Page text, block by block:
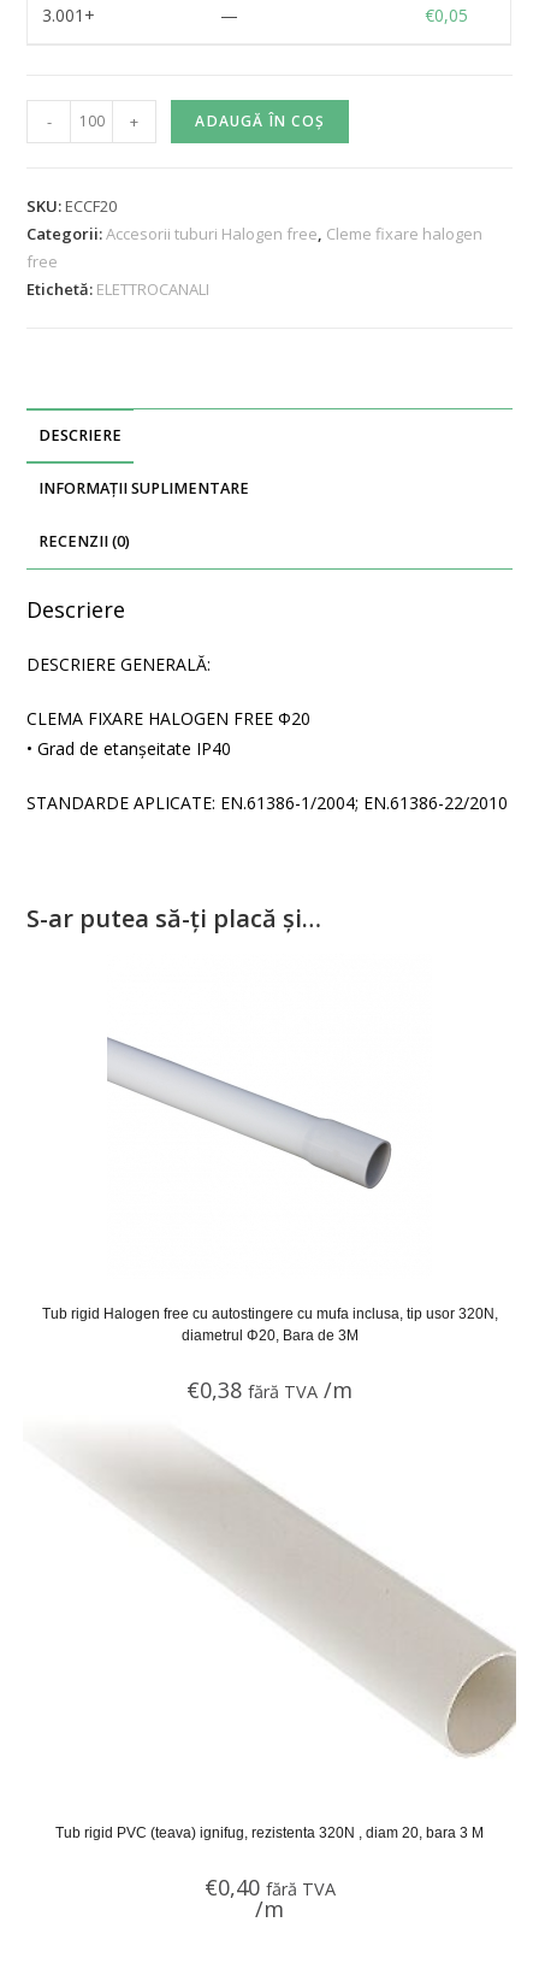
3.001+ — €0,05
- + ADAUGĂ ÎN COȘ
SKU:ECCF20
Categorii:Accesorii tuburi Halogen free Cleme fixare halogen
free
Etichetă: ELETTROCANALI
DESCRIERE
INFORMAȚII SUPLIMENTARE
RECENZII (0)
Descriere
DESCRIERE GENERALĂ:
CLEMA FIXARE HALOGEN FREE Φ20
• Grad de etanșeitate IP40
STANDARDE APLICATE: EN.61386-1/2004; EN.61386-22/2010
S-ar putea să-ți placă și…
Tub rigid Halogen free cu autostingere cu mufa inclusa, tip usor 320N,
diametrul Φ20, Bara de 3M
€0,38 fără TVA /m
Tub rigid PVC (teava) ignifug, rezistenta 320N , diam 20, bara 3 M
€0,40 fără TVA
/m